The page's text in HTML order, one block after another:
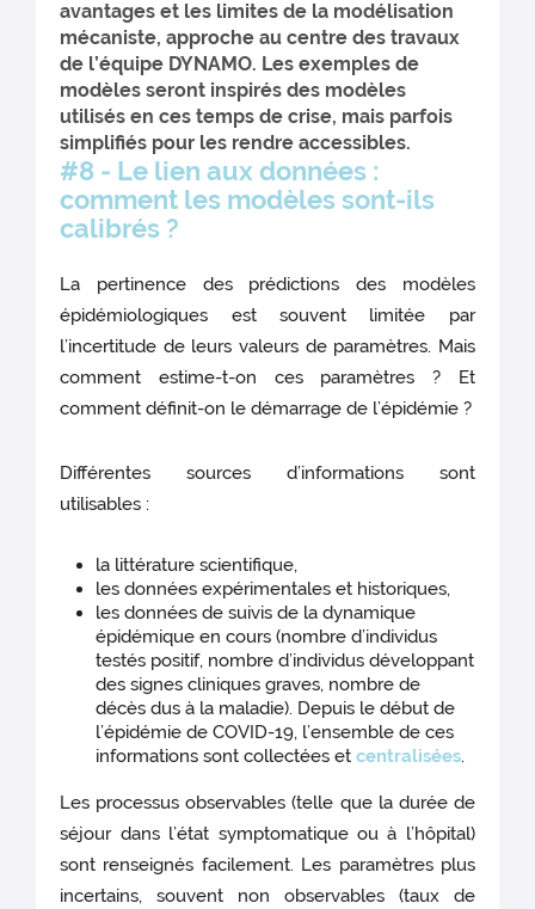
avantages et les limites de la modélisation
mécaniste, approche au centre des travaux
de l’équipe DYNAMO. Les exemples de
modèles seront inspirés des modèles
utilisés en ces temps de crise, mais parfois
simplifiés pour les rendre accessibles.
#8 - Le lien aux données :
comment les modèles sont-ils
calibrés ?
La pertinence des prédictions des modèles
épidémiologiques est souvent limitée par
l’incertitude de leurs valeurs de paramètres. Mais
comment estime-t-on ces paramètres ? Et
comment définit-on le démarrage de l’épidémie ?
Différentes sources d’informations sont
utilisables :
la littérature scientifique,
les données expérimentales et historiques,
les données de suivis de la dynamique
épidémique en cours (nombre d’individus
testés positif, nombre d’individus développant
des signes cliniques graves, nombre de
décès dus à la maladie). Depuis le début de
l’épidémie de COVID-19, l’ensemble de ces
informations sont collectées etcentralisées.
Les processus observables (telle que la durée de
séjour dans l’état symptomatique ou à l’hôpital)
sont renseignés facilement. Les paramètres plus
incertains, souvent non observables (taux de